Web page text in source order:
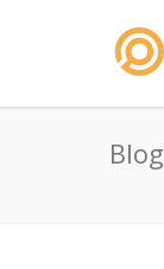
Blog